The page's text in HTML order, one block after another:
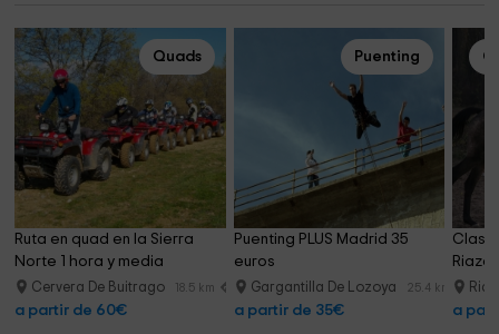
Quads
Ruta en quad en la Sierra
Norte 1 hora y media
Cervera De Buitrago 18.5 km
a partir de 60€
Puenting
Puenting PLUS Madrid 35
euros
Gargantilla De Lozoya 25.4 km
a partir de 35€
Riaza,
a